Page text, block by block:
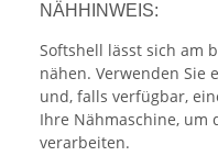
NÄHHINWEIS:
Softshell lässt sich am
nähen. Verwenden Sie
und, falls verfügbar,
Ihre Nähmaschine, um
verarbeiten.